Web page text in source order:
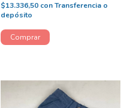
$13.336,50 conTransferencia o
depósito